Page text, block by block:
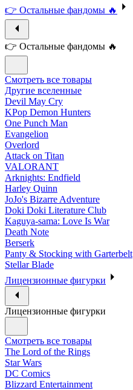
👉 Остальные фандомы 🔥
👉 Остальные фандомы 🔥
Смотреть все товары
Другие вселенные
Devil May Cry
KPop Demon Hunters
One Punch Man
Evangelion
Overlord
Attack on Titan
VALORANT
Arknights: Endfield
Harley Quinn
JoJo's Bizarre Adventure
Doki Doki Literature Club
Kaguya-sama: Love Is War
Death Note
Berserk
Panty & Stocking with Garterbelt
Stellar Blade
Лицензионные фигурки
Лицензионные фигурки
Смотреть все товары
The Lord of the Rings
Star Wars
DC Comics
Blizzard Entertainment